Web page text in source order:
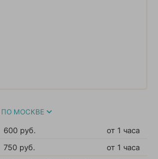
ПО МОСКВЕ
600 руб.
от 1 часа
750 руб.
от 1 часа